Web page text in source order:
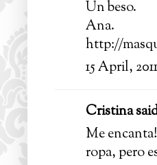
Un beso.
Ana.
http://
15 April, 2011
Cristina
Me
ropa, pero